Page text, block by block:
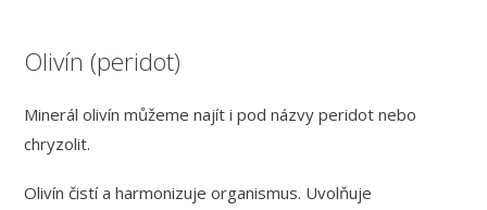
Olivín (peridot)
Minerál olivín můžeme najít i pod názvy peridot nebo
chryzolit.
Olivín čistí a harmonizuje organismus. Uvolňuje